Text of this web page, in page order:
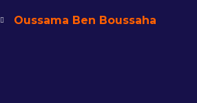
Oussama Ben Boussaha